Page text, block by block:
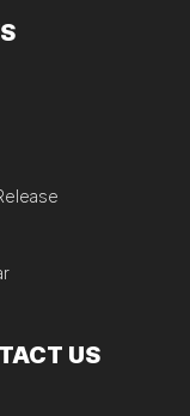
US